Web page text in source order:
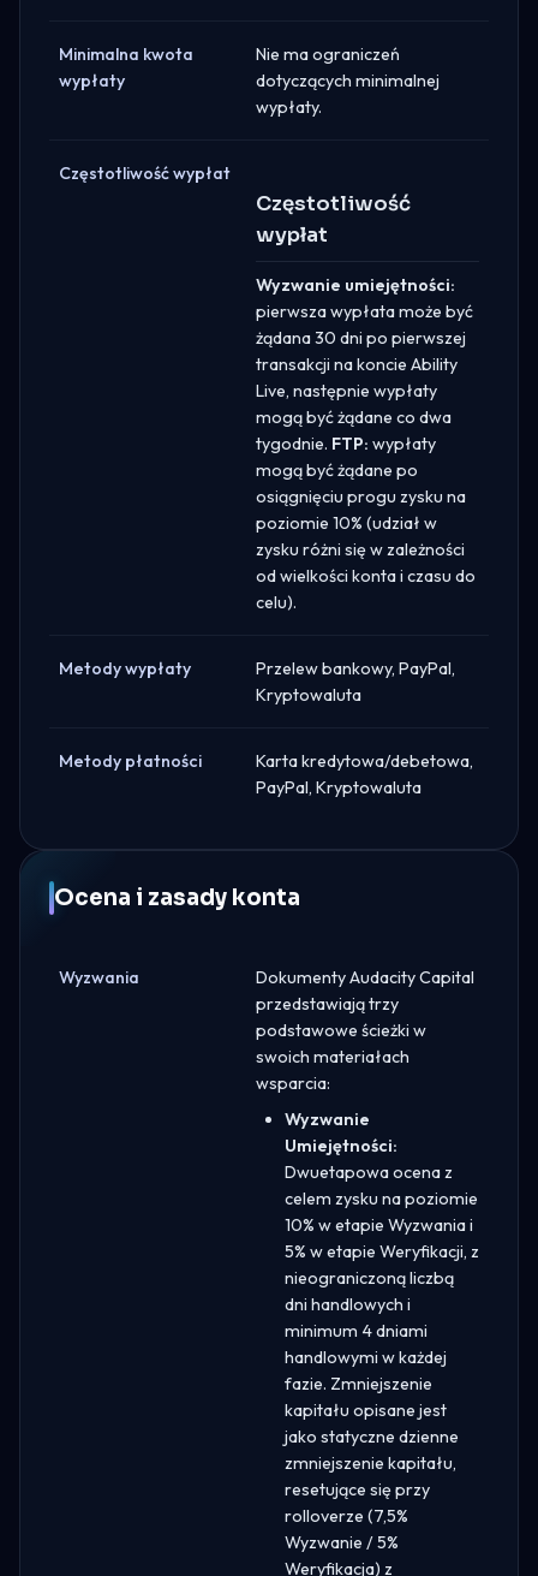
Minimalna kwota
wypłaty
Nie ma ograniczeń
dotyczących minimalnej
wypłaty.
Częstotliwość wypłat
Częstotliwość
wypłat
Wyzwanie umiejętności:
pierwsza wypłata może być
żądana 30 dni po pierwszej
transakcji na koncie Ability
Live, następnie wypłaty
mogą być żądane co dwa
tygodnie. FTP: wypłaty
mogą być żądane po
osiągnięciu progu zysku na
poziomie 10% (udział w
zysku różni się w zależności
od wielkości konta i czasu do
celu).
Metody wypłaty
Przelew bankowy, PayPal,
Kryptowaluta
Metody płatności
Karta kredytowa/debetowa,
PayPal, Kryptowaluta
Ocena i zasady konta
Wyzwania
Dokumenty Audacity Capital
przedstawiają trzy
podstawowe ścieżki w
swoich materiałach
wsparcia:
Wyzwanie
Umiejętności:
Dwuetapowa ocena z
celem zysku na poziomie
10% w etapie Wyzwania i
5% w etapie Weryfikacji, z
nieograniczoną liczbą
dni handlowych i
minimum 4 dniami
handlowymi w każdej
fazie. Zmniejszenie
kapitału opisane jest
jako statyczne dzienne
zmniejszenie kapitału,
resetujące się przy
rolloverze (7,5%
Wyzwanie / 5%
Weryfikacja) z